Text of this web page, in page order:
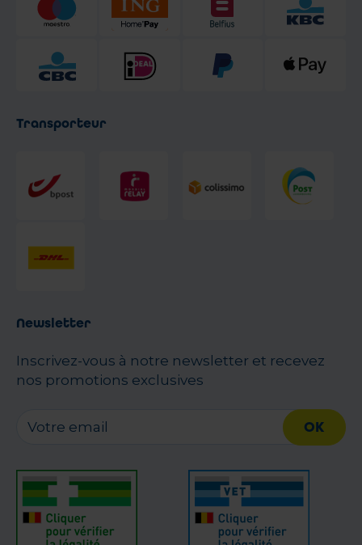
Transporteur
Newsletter
Inscrivez-vous à notre newsletter et recevez
nos promotions exclusives
OK